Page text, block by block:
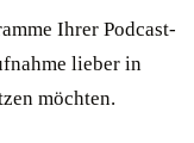
Ihrer Podcast-
lieber in
möchten.